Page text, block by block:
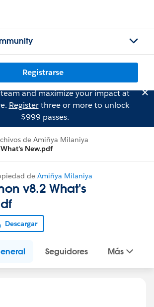
Registrarse
and maximize your impact at
Registerthree or more to unlock
$999 passes.
de Amiñya Milaniya
New.pdf
de Amiñya Milaniya
v8.2 What's
Descargar
Seguidores Más